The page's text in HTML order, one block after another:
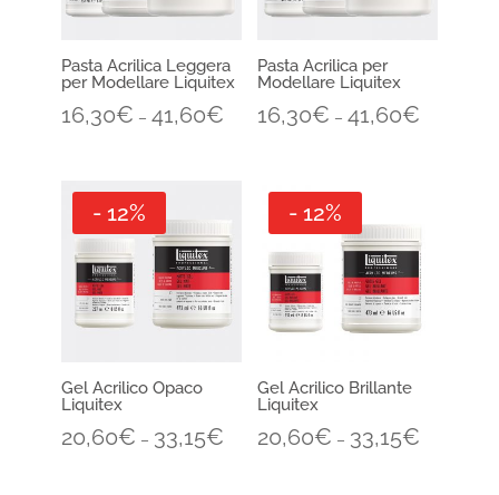
Pasta Acrilica Leggera
per Modellare Liquitex
16,30€ – 41,60€
Pasta Acrilica per
Modellare Liquitex
16,30€ – 41,60€
- 12%
Gel Acrilico Opaco
Liquitex
20,60€ – 33,15€
- 12%
Gel Acrilico Brillante
Liquitex
20,60€ – 33,15€